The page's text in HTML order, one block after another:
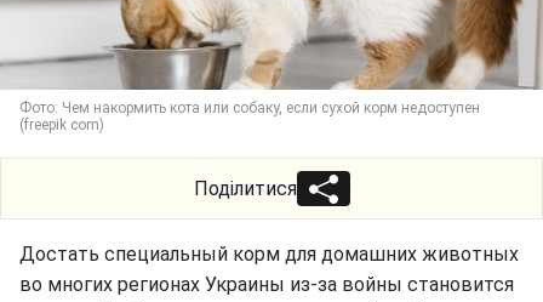
Фото: Чем накормить кота или собаку, если сухой корм недоступен
(freepik com)
Поділитися
Достать специальный корм для домашних животных
во многих регионах Украины из-за войны становится